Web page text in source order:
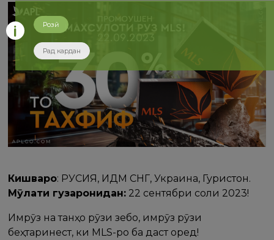
Кишварҳо: РУСИЯ, ИДМ СНГ, Украина, Гурҷистон.
Мӯҳлати гузаронидан: 22 сентябри соли 2023!
Имрӯз на танҳо рӯзи зебо, имрӯз рӯзи
беҳтаринест, ки MLS-ро ба даст оред!
Розӣ
Рад кардан